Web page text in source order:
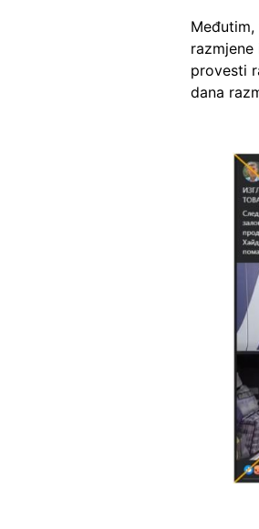
razmjene
provesti
dana